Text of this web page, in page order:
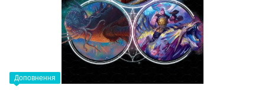
Доповнення